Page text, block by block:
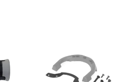
Quick View